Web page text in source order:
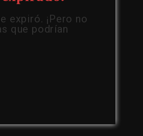
expiró. ¡Pero no
que podrían